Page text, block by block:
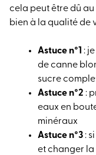
cela peut être dû
bien à la qualité de
Astuce n°1
:
de canne
sucre
Astuce n°2 :
eaux en
minéraux
Astuce n°3:
et changer la